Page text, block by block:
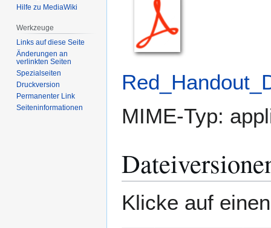
MIME-Typ:
Klicke auf
Hilfe zu MediaWiki
Werkzeuge
Links auf diese Seite
Änderungen an
verlinkten Seiten
Spezialseiten
Druckversion
Permanenter Link
Seiten­­informationen